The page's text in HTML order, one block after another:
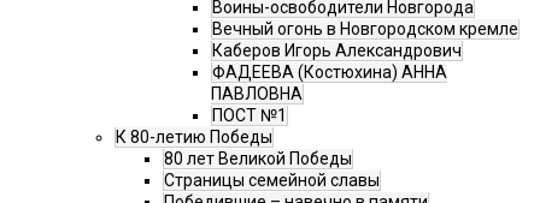
Воины-освободители Новгорода
Вечный огонь в Новгородском кремле
Каберов Игорь Александрович
ФАДЕЕВА (Костюхина) АННА
ПАВЛОВНА
ПОСТ №1
К 80-летию Победы
80 лет Великой Победы
Страницы семейной славы